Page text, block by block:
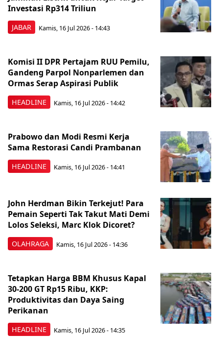
JABAR
Investasi Rp314 Triliun
Kamis, 16 Jul 2026 - 14:43
HEADLINE
Komisi II DPR Pertajam RUU Pemilu,
Gandeng Parpol Nonparlemen dan
Ormas Serap Aspirasi Publik
Kamis, 16 Jul 2026 - 14:42
HEADLINE
Prabowo dan Modi Resmi Kerja
Sama Restorasi Candi Prambanan
Kamis, 16 Jul 2026 - 14:41
OLAHRAGA
John Herdman Bikin Terkejut! Para
Pemain Seperti Tak Takut Mati Demi
Lolos Seleksi, Marc Klok Dicoret?
Kamis, 16 Jul 2026 - 14:36
HEADLINE
Tetapkan Harga BBM Khusus Kapal
30-200 GT Rp15 Ribu, KKP:
Produktivitas dan Daya Saing
Perikanan
Kamis, 16 Jul 2026 - 14:35